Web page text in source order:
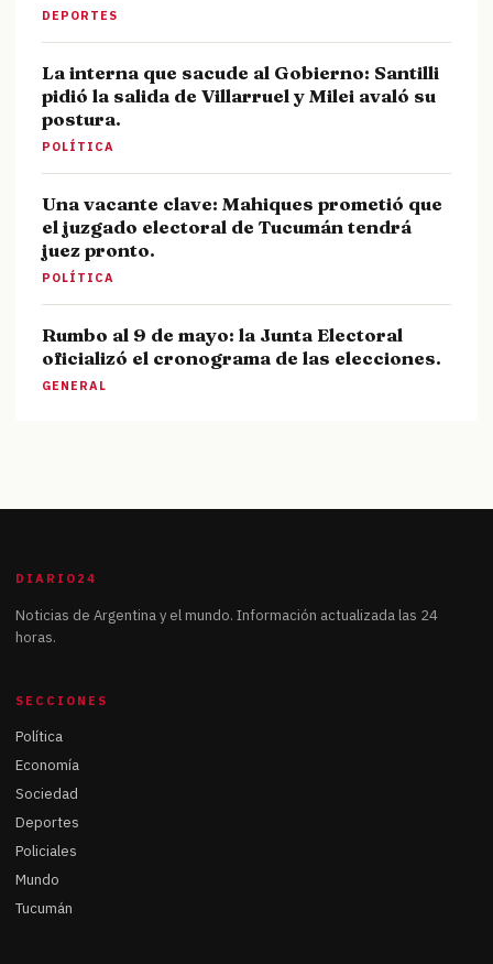
DEPORTES
La interna que sacude al Gobierno: Santilli
pidió la salida de Villarruel y Milei avaló su
postura.
POLÍTICA
Una vacante clave: Mahiques prometió que
el juzgado electoral de Tucumán tendrá
juez pronto.
POLÍTICA
Rumbo al 9 de mayo: la Junta Electoral
oficializó el cronograma de las elecciones.
GENERAL
DIARIO24
Noticias de Argentina y el mundo. Información actualizada las 24
horas.
SECCIONES
Política
Economía
Sociedad
Deportes
Policiales
Mundo
Tucumán